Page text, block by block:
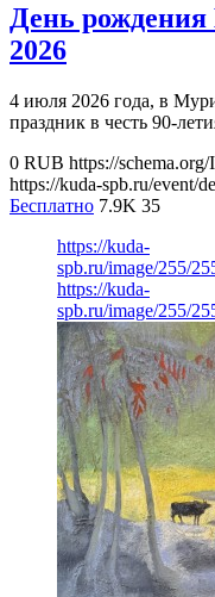
День рождения
2026
4 июля 2026 года, в
праздник в честь 90-
0 RUB https://
https://kuda-spb.ru/event/
Бесплатно 7.9K 35
https://kuda-
spb.ru/image/255/
https://kuda-
spb.ru/image/255/